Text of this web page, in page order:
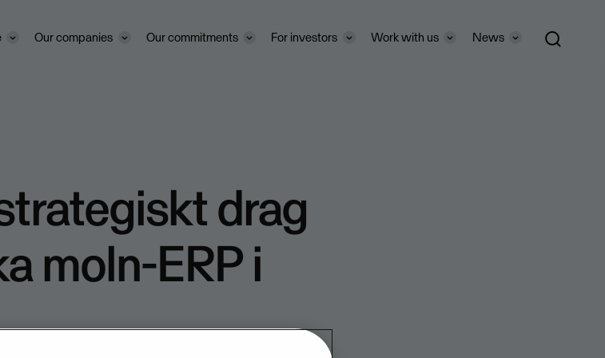
Our companies Our commitments For investors Work with us News
drag
moln-ERP i